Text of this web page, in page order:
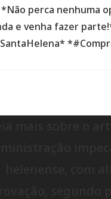
perca nenhuma
e venha fazer